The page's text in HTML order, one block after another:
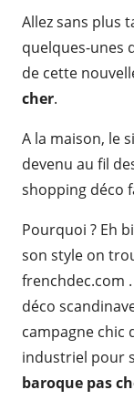
Allez sans plus
quelques-unes
de cette
cher.
A la maison, le
devenu au fil
shopping déco
Pourquoi ? Eh
son style on
frenchdec.com
déco
campagne chic
industriel pour
baroque pas